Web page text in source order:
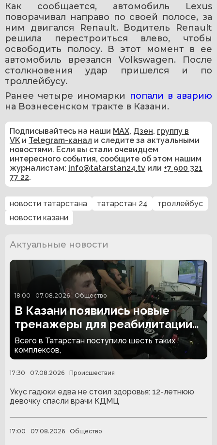
Как сообщается, автомобиль Lexus
поворачивал направо по своей полосе, за
ним двигался Renault. Водитель Renault
решила перестроиться влево, чтобы
освободить полосу. В этот момент в ее
автомобиль врезался Volkswagen. После
столкновения удар пришелся и по
троллейбусу.
Ранее четыре иномарки попали в аварию
на Вознесенском тракте в Казани.
Подписывайтесь на наши MAX, Дзен, группу в
VK и Telegram-канал и следите за актуальными
новостями. Если вы стали очевидцем
интересного события, сообщите об этом нашим
журналистам: info@tatarstan24.tv или +7 900 321
77 22.
новости татарстана татарстан 24
троллейбус
новости казани
Актуальные новости
18:00 07.08.2026 Общество
В Казани появились новые
тренажеры для реабилитации
людей с ампутациями
Всего в Татарстан поступило шесть таких
комплексов,
17:30 07.08.2026 Происшествия
Укус гадюки едва не стоил здоровья: 12-летнюю
девочку спасли врачи КДМЦ
17:00 07.08.2026 Общество